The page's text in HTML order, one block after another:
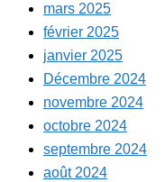
mars 2025
février 2025
janvier 2025
Décembre 2024
novembre 2024
octobre 2024
septembre 2024
août 2024